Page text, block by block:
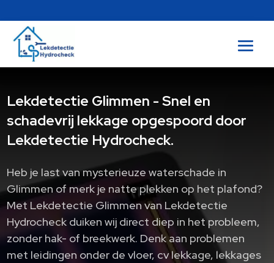
Lekdetectie Glimmen - Snel en
schadevrij lekkage opgespoord door
Lekdetectie Hydrocheck.
Heb je last van mysterieuze waterschade in
Glimmen of merk je natte plekken op het plafond?
Met Lekdetectie Glimmen van Lekdetectie
Hydrocheck duiken wij direct diep in het probleem,
zonder hak- of breekwerk. Denk aan problemen
met leidingen onder de vloer, cv lekkage, lekkages